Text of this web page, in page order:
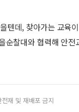
텐데, 찾아가는 교육
순찰대와 협력해 안전
재 및 재배포 금지